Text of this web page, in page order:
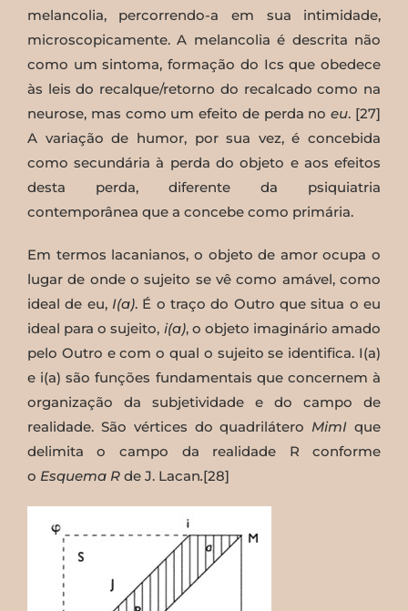
melancolia, percorrendo-a em sua intimidade,
microscopicamente. A melancolia é descrita não
como um sintoma, formação do Ics que obedece
às leis do recalque/retorno do recalcado como na
neurose, mas como um efeito de perda noeu. [27]
A variação de humor, por sua vez, é concebida
como secundária à perda do objeto e aos efeitos
desta perda, diferente da psiquiatria
contemporânea que a concebe como primária.
Em termos lacanianos, o objeto de amor ocupa o
lugar de onde o sujeito se vê como amável, como
ideal de eu, I(a). É o traço do Outro que situa o eu
ideal para o sujeito, i(a), o objeto imaginário amado
pelo Outro e com o qual o sujeito se identifica. I(a)
e i(a) são funções fundamentais que concernem à
organização da subjetividade e do campo de
realidade. São vértices do quadrilátero MimI que
delimita o campo da realidade R conforme
o Esquema R de J. Lacan.[28]